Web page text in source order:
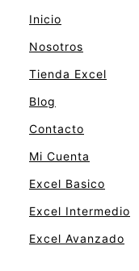
Inicio
Nosotros
Tienda Excel
Blog
Contacto
Mi Cuenta
Excel Basico
Excel Intermedio
Excel Avanzado